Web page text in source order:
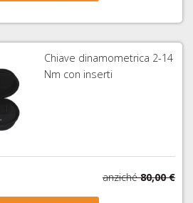
Chiave dinamometrica 2-14
Nm con inserti
anziché 80,00 €